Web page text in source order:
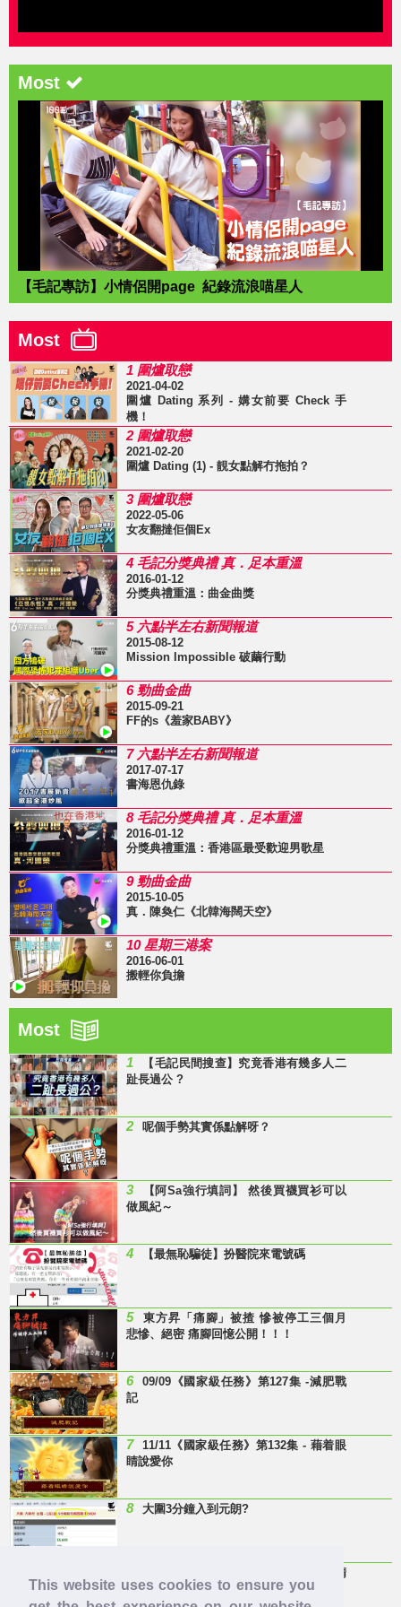
This website uses cookies to ensure you
Most
【毛記專訪】小情侶開page 紀錄流浪喵星人
Most
1 圍爐取戀
2021-04-02
圍爐 Dating 系列 - 媾女前要 Check 手
機！
2 圍爐取戀
2021-02-20
圍爐 Dating (1) - 靚女點解冇拖拍？
3 圍爐取戀
2022-05-06
女友翻撻佢個Ex
4 毛記分獎典禮 真．足本重溫
2016-01-12
分獎典禮重溫：曲金曲獎
5 六點半左右新聞報道
2015-08-12
Mission Impossible 破繭行動
6 勁曲金曲
2015-09-21
FF的s《羞家BABY》
7 六點半左右新聞報道
2017-07-17
書海恩仇錄
8 毛記分獎典禮 真．足本重溫
2016-01-12
分獎典禮重溫：香港區最受歡迎男歌星
9 勁曲金曲
2015-10-05
真．陳奐仁《北韓海闊天空》
10 星期三港案
2016-06-01
搬輕你負擔
Most
1
【毛記民間搜查】究竟香港有幾多人二
趾長過公 ?
2 呢個手勢其實係點解呀？
3
【阿Sa強行填詞】 然後買襪買衫可以
做風紀～
4 【最無恥騙徒】扮醫院來電號碼
5
東方昇「痛腳」被揸 慘被停工三個月
悲慘、絕密 痛腳回憶公開！！！
6
09/09《國家級任務》第127集 -減肥戰
記
7
11/11《國家級任務》第132集 - 藉着眼
睛說愛你
8 大圍3分鐘入到元朗?
Last Minute 迎接Baby雞精班！滴雞精
邊隻好？